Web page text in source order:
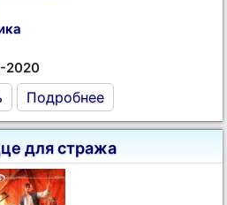
2020
Подробнее
для стража